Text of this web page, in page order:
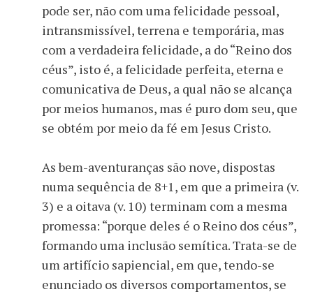
pode ser, não com uma felicidade pessoal,
intransmissível, terrena e temporária, mas
com a verdadeira felicidade, a do “Reino dos
céus”, isto é, a felicidade perfeita, eterna e
comunicativa de Deus, a qual não se alcança
por meios humanos, mas é puro dom seu, que
se obtém por meio da fé em Jesus Cristo.
As bem-aventuranças são nove, dispostas
numa sequência de 8+1, em que a primeira (v.
3) e a oitava (v. 10) terminam com a mesma
promessa: “porque deles é o Reino dos céus”,
formando uma inclusão semítica. Trata-se de
um artifício sapiencial, em que, tendo-se
enunciado os diversos comportamentos, se